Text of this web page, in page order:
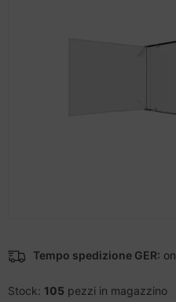
Tempo spedizione GER:
Stock: 105 pezzi in magazzino